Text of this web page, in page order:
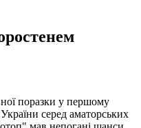
поразки у першому
серед аматорських